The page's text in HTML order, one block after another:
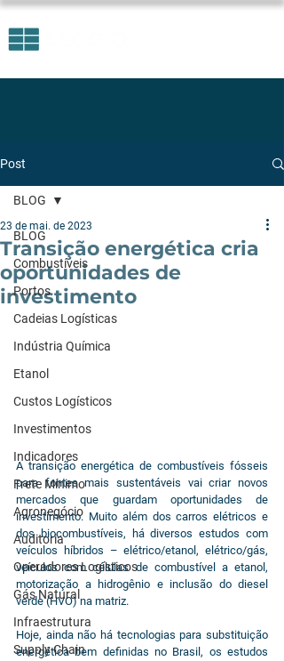
Post
BLOG
Combustíveis
Portos
Cadeias Logísticas
Indústria Química
Etanol
Custos Logísticos
Investimentos
Indicadores
Frete Mínimo
Agronegócio
Auditoria
Operadores Logísticos
Gás Natural
Infraestrutura
Supply Chain
BLOG
Transição energética cria
oportunidades de
investimento
23 de mai. de 2023
A transição energética de combustíveis fósseis
para fontes mais sustentáveis vai criar novos
mercados que guardam oportunidades de
investimento. Muito além dos carros elétricos e
dos biocombustíveis, há diversos estudos com
veículos híbridos – elétrico/etanol, elétrico/gás,
veículos com células de combustível a etanol,
motorização a hidrogênio e inclusão do diesel
verde (HVO) na matriz.
Hoje, ainda não há tecnologias para substituição
energética bem definidas no Brasil, os estudos